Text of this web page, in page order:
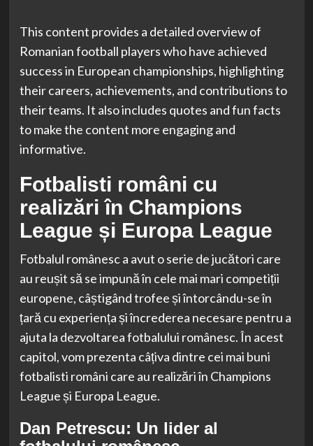
This content provides a detailed overview of
Romanian football players who have achieved
success in European championships, highlighting
their careers, achievements, and contributions to
their teams. It also includes quotes and fun facts
to make the content more engaging and
informative.
Fotbalisti români cu
realizări în Champions
League și Europa League
Fotbalul românesc a avut o serie de jucători care
au reușit să se impună în cele mai mari competiții
europene, câștigând trofee și întorcându-se în
țară cu experiența și încrederea necesare pentru a
ajuta la dezvoltarea fotbalului românesc. În acest
capitol, vom prezenta câțiva dintre cei mai buni
fotbalisti români care au realizări în Champions
League și Europa League.
Dan Petrescu: Un lider al